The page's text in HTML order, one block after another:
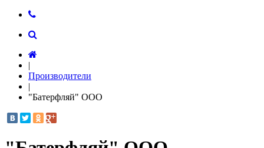
|
Производители
|
"Батерфляй" ООО